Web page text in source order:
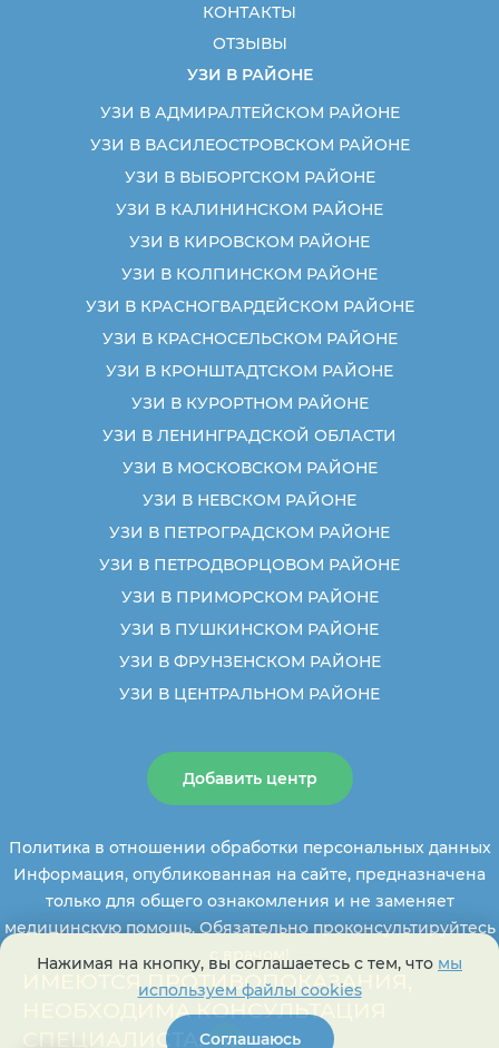
КОНТАКТЫ
ОТЗЫВЫ
УЗИ В РАЙОНЕ
УЗИ В АДМИРАЛТЕЙСКОМ РАЙОНЕ
УЗИ В ВАСИЛЕОСТРОВСКОМ РАЙОНЕ
УЗИ В ВЫБОРГСКОМ РАЙОНЕ
УЗИ В КАЛИНИНСКОМ РАЙОНЕ
УЗИ В КИРОВСКОМ РАЙОНЕ
УЗИ В КОЛПИНСКОМ РАЙОНЕ
УЗИ В КРАСНОГВАРДЕЙСКОМ РАЙОНЕ
УЗИ В КРАСНОСЕЛЬСКОМ РАЙОНЕ
УЗИ В КРОНШТАДТСКОМ РАЙОНЕ
УЗИ В КУРОРТНОМ РАЙОНЕ
УЗИ В ЛЕНИНГРАДСКОЙ ОБЛАСТИ
УЗИ В МОСКОВСКОМ РАЙОНЕ
УЗИ В НЕВСКОМ РАЙОНЕ
УЗИ В ПЕТРОГРАДСКОМ РАЙОНЕ
УЗИ В ПЕТРОДВОРЦОВОМ РАЙОНЕ
УЗИ В ПРИМОРСКОМ РАЙОНЕ
УЗИ В ПУШКИНСКОМ РАЙОНЕ
УЗИ В ФРУНЗЕНСКОМ РАЙОНЕ
УЗИ В ЦЕНТРАЛЬНОМ РАЙОНЕ
Добавить центр
Политика в отношении обработки персональных данных
Информация, опубликованная на сайте, предназначена
только для общего ознакомления и не заменяет
медицинскую помощь. Обязательно проконсультируйтесь
ИМЕЮТСЯ ПРОТИВОПОКАЗАНИЯ,
НЕОБХОДИМА КОНСУЛЬТАЦИЯ
СПЕЦИАЛИСТА. +16
Нажимая на кнопку, вы соглашаетесь с тем, что мы
используем файлы cookies
Соглашаюсь